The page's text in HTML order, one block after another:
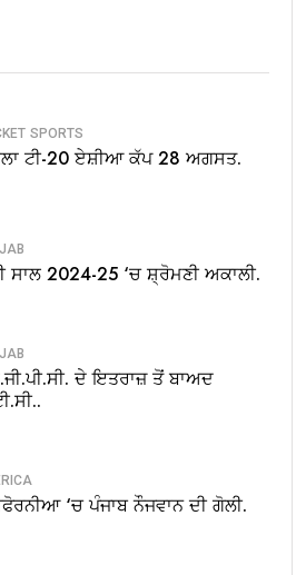
SPORTS
ਟੀ-20 ਏਸ਼ੀਆ ਕੱਪ 28 ਅਗਸਤ.
ਸਾਲ 2024-25 ‘ਚ ਸ਼੍ਰੋਮਣੀ ਅਕਾਲੀ.
ਦੇ ਇਤਰਾਜ਼ ਤੋਂ ਬਾਅਦ
‘ਚ ਪੰਜਾਬ ਨੌਜਵਾਨ ਦੀ ਗੋਲੀ.